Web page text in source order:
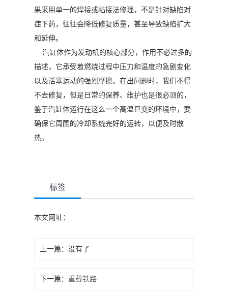
果采用单一的焊接或粘接法修理，不是针对缺陷对
症下药，往往会降低修复质量，甚至导致缺陷扩大
和延伸。
汽缸体作为发动机的核心部分，作用不必过多的
描述，它承受着燃烧过程中压力和温度的急剧变化
以及活塞运动的强烈摩擦。在出问题时，我们不得
不去修复，但是日常的保养、维护也是很必须的，
鉴于汽缸体运行在这么一个高温巨变的环境中，要
确保它周围的冷却系统完好的运转，以便及时散
热。
标签
本文网址：
上一篇：没有了
下一篇：重载铁路